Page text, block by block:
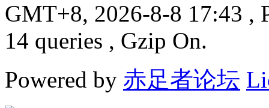
GMT+8, 2026-8-8 17:43 ,
14 queries , Gzip On.
Powered by 赤足者论坛